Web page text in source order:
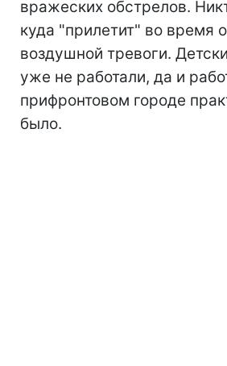
вражеских обстрелов.
куда "прилетит" во время
воздушной тревоги.
уже не работали, да и
прифронтовом городе
было.